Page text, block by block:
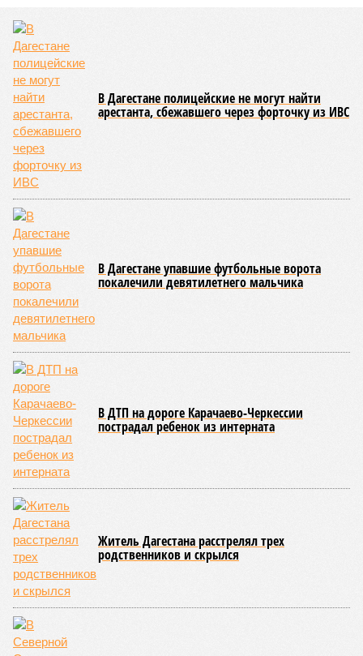
В Дагестане полицейские не могут найти
арестанта, сбежавшего через форточку из ИВС
В Дагестане упавшие футбольные ворота
покалечили девятилетнего мальчика
В ДТП на дороге Карачаево-Черкессии
пострадал ребенок из интерната
Житель Дагестана расстрелял трех
родственников и скрылся